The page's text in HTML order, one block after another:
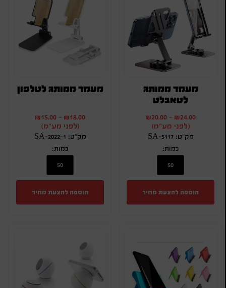
מעמד ממותג
לטאבלט
₪24.00
-
₪20.00
(לפני מע"מ)
מק"ט: SA-5117
כמות:
הוספה להצעת מחיר
מעמד ממותג לטלפון
₪18.00
-
₪15.00
(לפני מע"מ)
מק"ט: SA-2022-1
כמות:
הוספה להצעת מחיר